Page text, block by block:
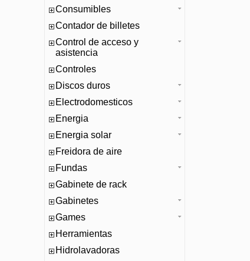
Consumibles
Contador de billetes
Control de acceso y
asistencia
Controles
Discos duros
Electrodomesticos
Energia
Energia solar
Freidora de aire
Fundas
Gabinete de rack
Gabinetes
Games
Herramientas
Hidrolavadoras